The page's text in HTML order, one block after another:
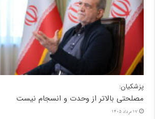
پزشکیان:
مصلحتی بالاتر از وحدت و انسجام نیست
17 مرداد 1405